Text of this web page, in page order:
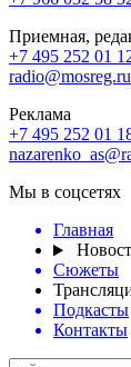
Приемная,
+7 495 252 01
radio@mosreg.ru
Реклама
+7 495 252 01
Мы в соцсетях
Главная
Сюжеты
Подкасты
Контакты